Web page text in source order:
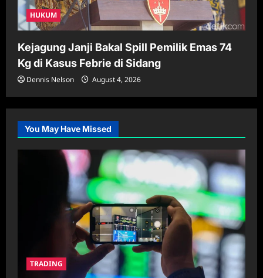
HUKUM
Kejagung Janji Bakal Spill Pemilik Emas 74
Kg di Kasus Febrie di Sidang
Dennis Nelson August 4, 2026
You May Have Missed
TRADING